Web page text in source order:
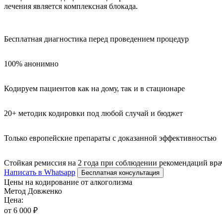
лечения является комплексная блокада.
Бесплатная диагностика перед проведением процедур
100% анонимно
Кодируем пациентов как на дому, так и в стационаре
20+ методик кодировки под любой случай и бюджет
Только европейские препараты с доказанной эффективностью
Стойкая ремиссия на 2 года при соблюдении рекомендаций
Написать в Whatsapp
Бесплатная консультация
Цены на кодирование от алкоголизма
Метод Довженко
Цена:
от 6 000 ₽